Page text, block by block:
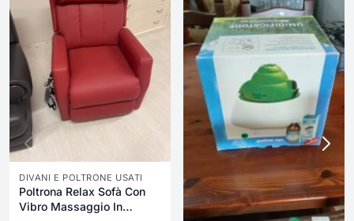
DIVANI E POLTRONE USATI
Poltrona Relax Sofà Con
Vibro Massaggio In